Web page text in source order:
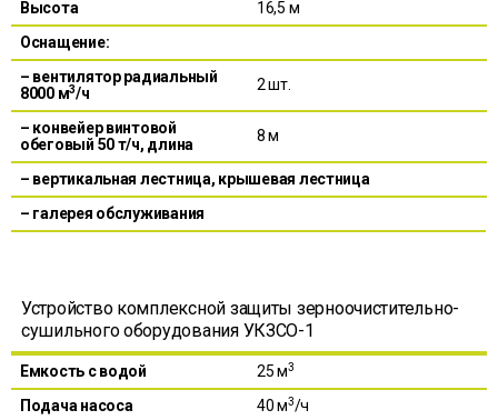
Высота
16,5 м
Оснащение:
– вентилятор радиальный
8000 м3/ч 2 шт.
– конвейер винтовой
обеговый 50 т/ч, длина
8 м
– вертикальная лестница, крышевая лестница
– галерея обслуживания
Устройство комплексной защиты зерноочистительно-
сушильного оборудования УКЗСО-1
Емкость с водой 25 м3
Подача насоса 40 м3/ч